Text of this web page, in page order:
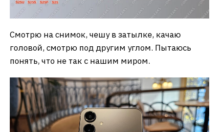
Смотрю на снимок, чешу в затылке, качаю
головой, смотрю под другим углом. Пытаюсь
понять, что не так с нашим миром.